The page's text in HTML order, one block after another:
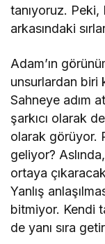
tanıyoruz. Peki,
arkasındaki
Adam’ın
unsurlardan biri
Sahneye adım
şarkıcı olarak
olarak görüyor.
geliyor?
ortaya
Yanlış
bitmiyor. Kendi
de yanı sıra